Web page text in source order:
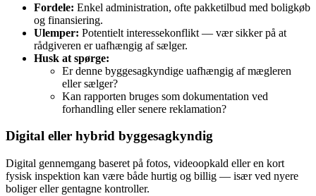
Fordele: Enkel administration, ofte pakketilbud med boligkøb
og finansiering.
Ulemper: Potentielt interessekonflikt — vær sikker på at
rådgiveren er uafhængig af sælger.
Husk at spørge:
Er denne byggesagkyndige uafhængig af mægleren
eller sælger?
Kan rapporten bruges som dokumentation ved
forhandling eller senere reklamation?
Digital eller hybrid byggesagkyndig
Digital gennemgang baseret på fotos, videoopkald eller en kort
fysisk inspektion kan være både hurtig og billig — især ved nyere
boliger eller gentagne kontroller.